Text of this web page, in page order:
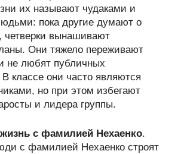
их называют чудаками и
пока другие думают о
четверки вынашивают
Они тяжело переживают
не любят публичных
классе они часто являются
но при этом избегают
и лидера группы.
с фамилией Нехаенко.
с фамилией Нехаенко строят